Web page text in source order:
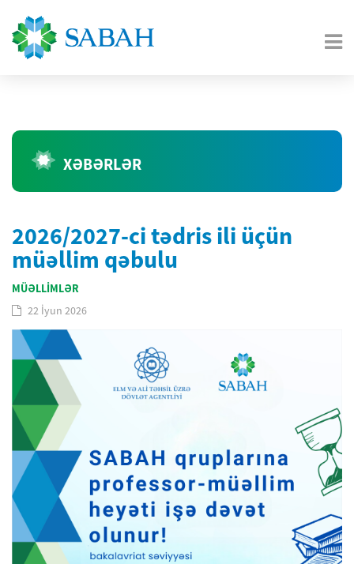
XƏBƏRLƏR
2026/2027-ci tədris ili üçün
müəllim qəbulu
MÜƏLLİMLƏR
22 İyun 2026